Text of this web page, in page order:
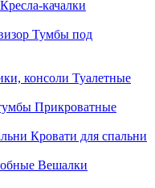
Кресла-качалки
Тумбы под
Туалетные
Прикроватные
Кровати для спальни
Вешалки